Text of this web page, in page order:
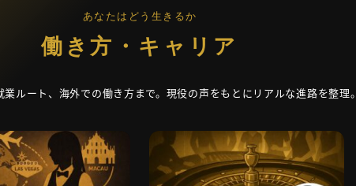
あなたはどう生きるか
働き方・キャリア
業ルート、海外での働き方まで。現役の声をもとにリアルな進路を整理。